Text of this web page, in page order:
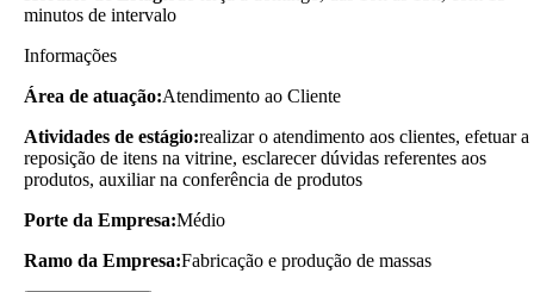
minutos de intervalo
Informações
Área de atuação:Atendimento ao Cliente
Atividades de estágio:realizar o atendimento aos clientes, efetuar a
reposição de itens na vitrine, esclarecer dúvidas referentes aos
produtos, auxiliar na conferência de produtos
Porte da Empresa:Médio
Ramo da Empresa:Fabricação e produção de massas